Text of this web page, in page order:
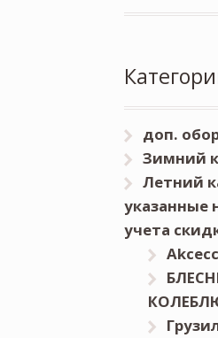
доп.
Зимний
Летний
указанные
учета